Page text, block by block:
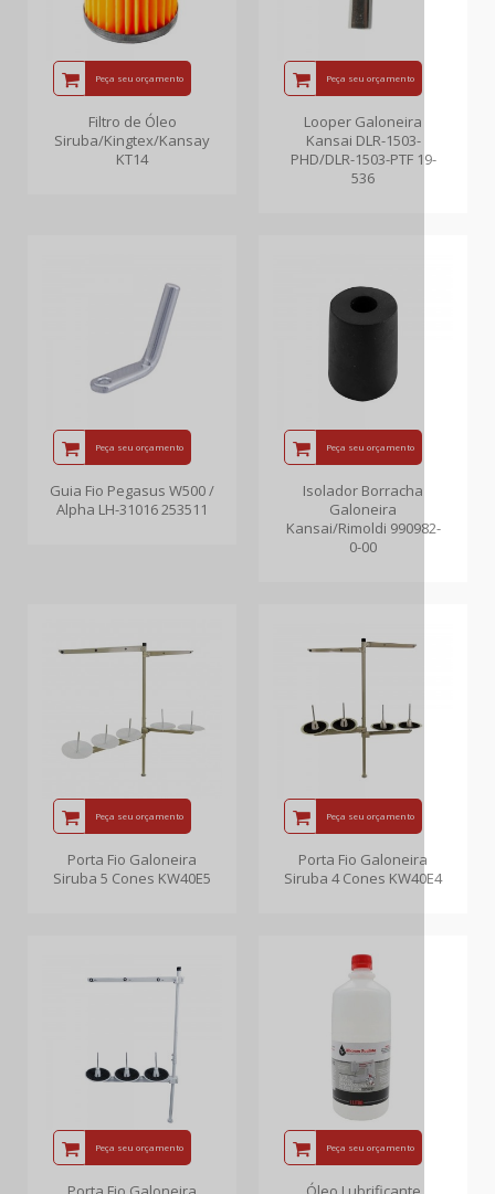
Peça seu orçamento
Filtro de Óleo
Siruba/Kingtex/Kansay
KT14
Peça seu orçamento
Looper Galoneira
Kansai DLR-1503-
PHD/DLR-1503-PTF 19-
536
Peça seu orçamento
Guia Fio Pegasus W500 /
Alpha LH-31016 253511
Peça seu orçamento
Isolador Borracha
Galoneira
Kansai/Rimoldi 990982-
0-00
Peça seu orçamento
Porta Fio Galoneira
Siruba 5 Cones KW40E5
Peça seu orçamento
Porta Fio Galoneira
Siruba 4 Cones KW40E4
Peça seu orçamento Peça seu orçamento